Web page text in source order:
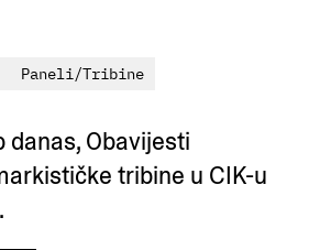
Paneli/Tribine
danas, Obavijesti
tribine u CIK-u